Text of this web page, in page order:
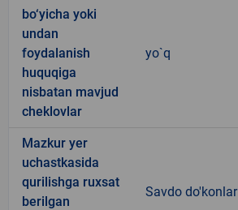
bo‘yicha yoki
undan
foydalanish
huquqiga
nisbatan mavjud
cheklovlar
yo`q
Mazkur yer
uchastkasida
qurilishga ruxsat
berilgan
Savdo do'konlar